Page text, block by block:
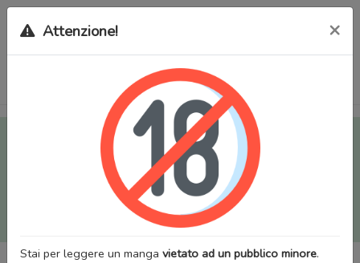
Tutti i Doujinshi e Manga per adulti (+18) sono stati trasferiti
sul nostro nuovo sito (
mangaworldadult.net
); invece, per i
Manga classici, puoi utilizzare
MangaWorld
Potrai effettuare illogincon il tuo account di MangaWorld
tutti i dati sono condivisi tra i due siti,
perderai alcun dato, inclusi bookmarks e premium
Attenzione! ×
Stai per leggere un manga vietato ad un pubblico minore.